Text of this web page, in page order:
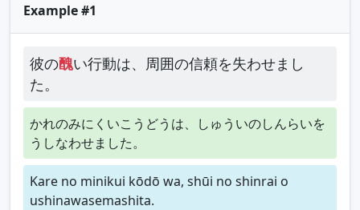
Example #1
彼の醜い行動は、周囲の信頼を失わせまし
た。
かれのみにくいこうどうは、しゅういのしんらいを
うしなわせました。
Kare no minikui kōdō wa, shūi no shinrai o
ushinawasemashita.